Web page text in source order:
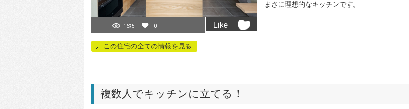
1635 0 Like
この住宅の全ての情報を見る
まさに理想的なキッチンです。
複数人でキッチンに立てる！